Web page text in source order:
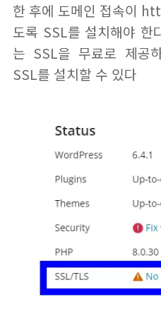
한 후에 도메인 접속이
도록 SSL를 설치해야
는 SSL을 무료로 제공
SSL를 설치할 수 있다